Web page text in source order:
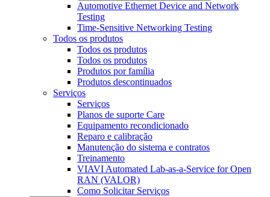
Automotive Ethernet Device and Network
Testing
Time-Sensitive Networking Testing
Todos os produtos
Todos os produtos
Todos os produtos
Produtos por família
Produtos descontinuados
Serviços
Serviços
Planos de suporte Care
Equipamento recondicionado
Reparo e calibração
Manutenção do sistema e contratos
Treinamento
VIAVI Automated Lab-as-a-Service for Open
RAN (VALOR)
Como Solicitar Serviços